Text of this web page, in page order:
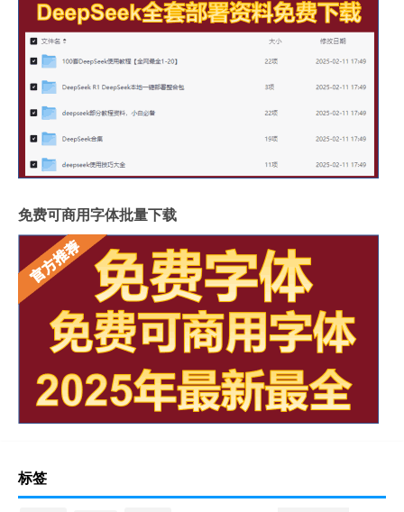
免费可商用字体批量下载
标签